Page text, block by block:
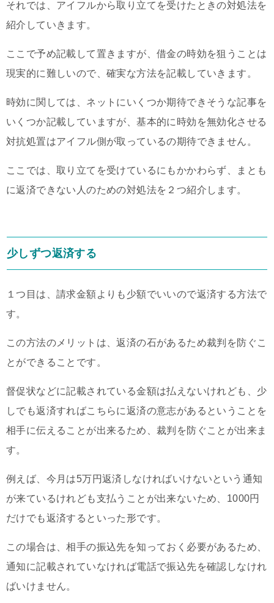
それでは、アイフルから取り立てを受けたときの対処法を
紹介していきます。
ここで予め記載して置きますが、借金の時効を狙うことは
現実的に難しいので、確実な方法を記載していきます。
時効に関しては、ネットにいくつか期待できそうな記事を
いくつか記載していますが、基本的に時効を無効化させる
対抗処置はアイフル側が取っているの期待できません。
ここでは、取り立てを受けているにもかかわらず、まとも
に返済できない人のための対処法を２つ紹介します。
少しずつ返済する
１つ目は、請求金額よりも少額でいいので返済する方法で
す。
この方法のメリットは、返済の石があるため裁判を防ぐこ
とができることです。
督促状などに記載されている金額は払えないけれども、少
しでも返済すればこちらに返済の意志があるということを
相手に伝えることが出来るため、裁判を防ぐことが出来ま
す。
例えば、今月は5万円返済しなければいけないという通知
が来ているけれども支払うことが出来ないため、1000円
だけでも返済するといった形です。
この場合は、相手の振込先を知っておく必要があるため、
通知に記載されていなければ電話で振込先を確認しなけれ
ばいけません。